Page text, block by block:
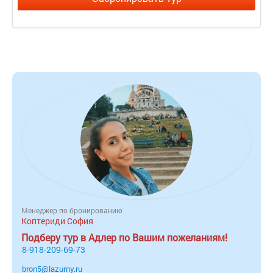
Менеджер по бронированию
Коптериди София
Подберу тур в Адлер по Вашим пожеланиям!
8-918-209-69-73
bron5@lazurny.ru